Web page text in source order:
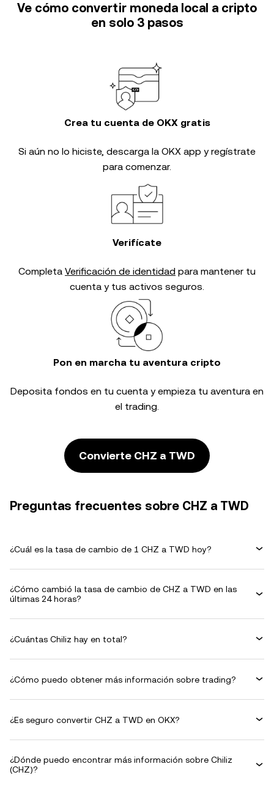
Ve cómo convertir moneda local a cripto
en solo 3 pasos
Crea tu cuenta de OKX gratis
Si aún no lo hiciste, descarga la OKX app y regístrate
para comenzar.
Verifícate
Completa Verificación de identidad para mantener tu
cuenta y tus activos seguros.
Pon en marcha tu aventura cripto
Deposita fondos en tu cuenta y empieza tu aventura en
el trading.
Convierte CHZ a TWD
Preguntas frecuentes sobre CHZ a TWD
¿Cuál es la tasa de cambio de 1 CHZ a TWD hoy?
¿Cómo cambió la tasa de cambio de CHZ a TWD en las
últimas 24 horas?
¿Cuántas Chiliz hay en total?
¿Cómo puedo obtener más información sobre trading?
¿Es seguro convertir CHZ a TWD en OKX?
¿Dónde puedo encontrar más información sobre Chiliz
(CHZ)?